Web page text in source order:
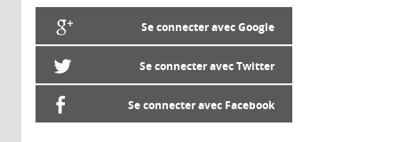
Se connecter avec Google
Se connecter avec Twitter
Se connecter avec Facebook